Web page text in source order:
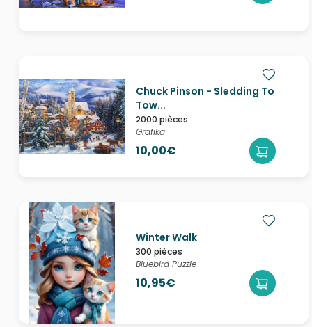
Chuck Pinson - Sledding To
Tow...
2000 pièces
Grafika
10,00€
Winter Walk
300 pièces
Bluebird Puzzle
10,95€